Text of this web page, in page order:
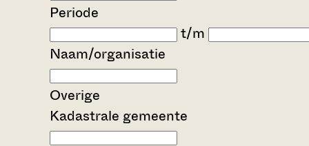
Periode
t/m
Naam/organisatie
Overige
Kadastrale gemeente